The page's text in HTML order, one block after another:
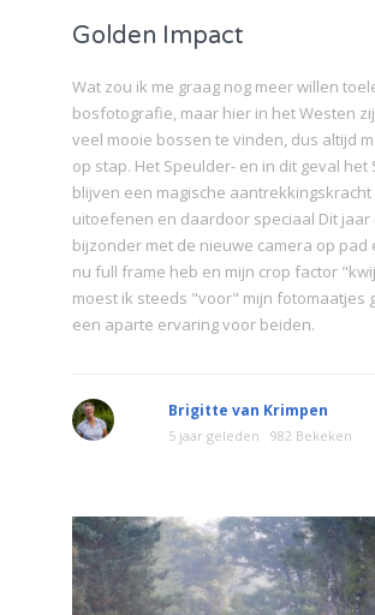
Golden Impact
Wat zou ik me graag nog meer willen
bosfotografie, maar hier in het Westen
veel mooie bossen te vinden, dus altijd
op stap. Het Speulder- en in dit geval het
blijven een magische aantrekkingskracht
uitoefenen en daardoor speciaal Dit jaar
bijzonder met de nieuwe camera op pad
nu full frame heb en mijn crop factor
moest ik steeds "voor" mijn fotomaatjes
een aparte ervaring voor beiden.
Brigitte van Krimpen
5 jaar geleden 982 Bekeken